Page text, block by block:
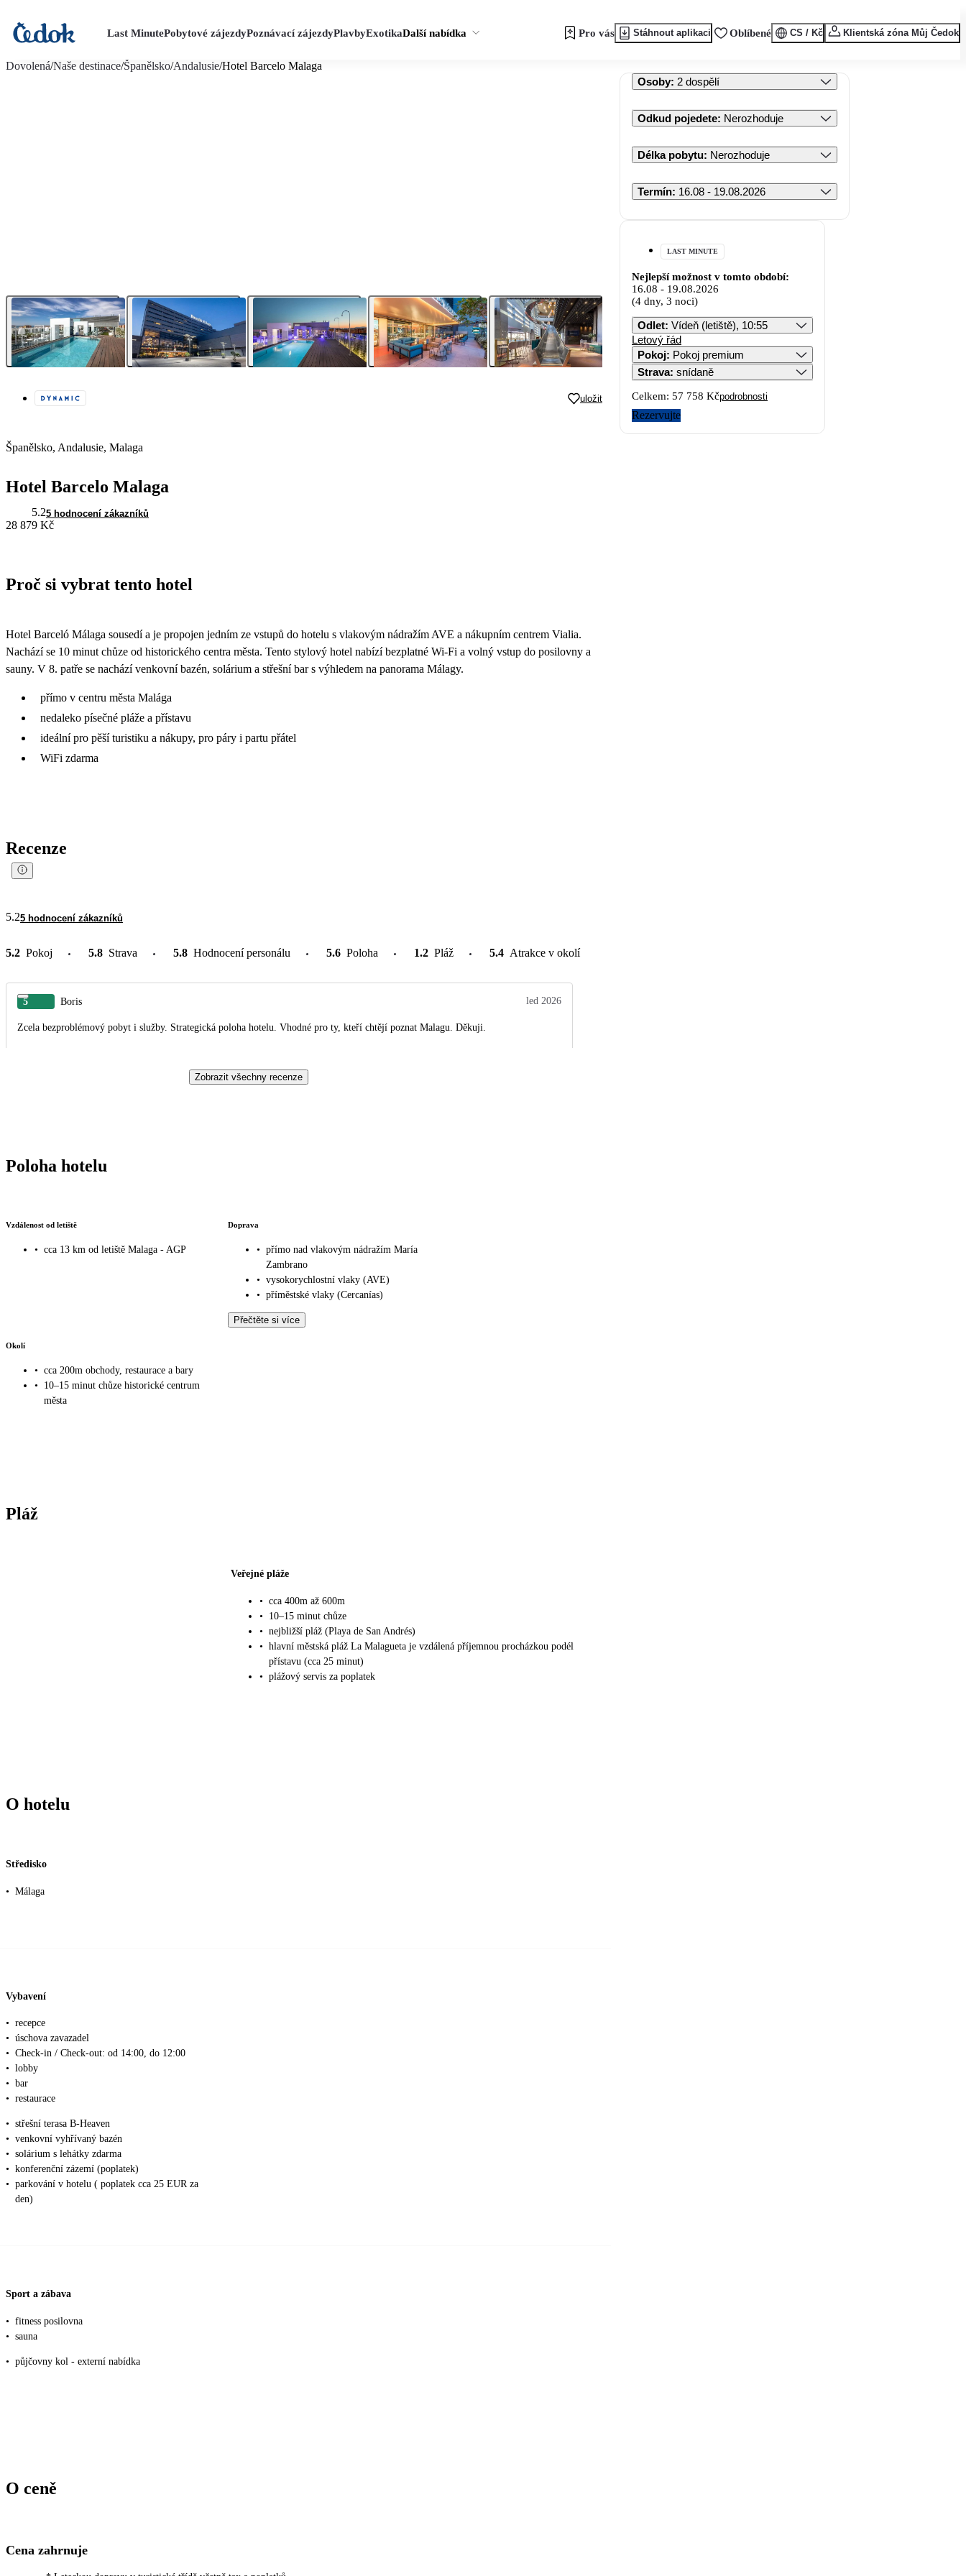
Last MinutePobytové zájezdyPoznávací zájezdyPlavbyExotikaDalší nabídka Pro vás Stáhnout aplikaci Oblíbené CS / Kč Klientská zóna Můj Čedok
Dovolená/Naše destinace/Španělsko/Andalusie/Hotel Barcelo Malaga
uložit
Španělsko, Andalusie, Malaga
Hotel Barcelo Malaga
5.25 hodnocení zákazníků
28 879 Kč
Proč si vybrat tento hotel
Hotel Barceló Málaga sousedí a je propojen jedním ze vstupů do hotelu s vlakovým nádražím AVE a nákupním centrem Vialia.
Nachází se 10 minut chůze od historického centra města. Tento stylový hotel nabízí bezplatné Wi-Fi a volný vstup do posilovny a
sauny. V 8. patře se nachází venkovní bazén, solárium a střešní bar s výhledem na panorama Málagy.
přímo v centru města Malága
nedaleko písečné pláže a přístavu
ideální pro pěší turistiku a nákupy, pro páry i partu přátel
WiFi zdarma
Recenze
5.25 hodnocení zákazníků
5.2 Pokoj 5.8 Strava 5.8 Hodnocení personálu 5.6 Poloha 1.2 Pláž 5.4 Atrakce v okolí
5 Boris led 2026
Zcela bezproblémový pobyt i služby. Strategická poloha hotelu. Vhodné pro ty, kteří chtějí poznat Malagu. Děkuji.
Zobrazit všechny recenze
Poloha hotelu
Vzdálenost od letiště
• cca 13 km od letiště Malaga - AGP
Doprava
• přímo nad vlakovým nádražím María
Zambrano
• vysokorychlostní vlaky (AVE)
• příměstské vlaky (Cercanías)
Přečtěte si více
Okolí
• cca 200m obchody, restaurace a bary
•
10–15 minut chůze historické centrum
města
Pláž
Veřejné pláže
• cca 400m až 600m
•
10–15 minut chůze
• nejbližší pláž (Playa de San Andrés)
• hlavní městská pláž La Malagueta je vzdálená příjemnou procházkou podél
přístavu (cca 25 minut)
• plážový servis za poplatek
O hotelu
Středisko
• Málaga
Vybavení
• recepce
• úschova zavazadel
• Check-in / Check-out: od 14:00, do 12:00
• lobby
• bar
• restaurace
• střešní terasa B-Heaven
• venkovní vyhřívaný bazén
• solárium s lehátky zdarma
• konferenční zázemí (poplatek)
• parkování v hotelu ( poplatek cca 25 EUR za
den)
Sport a zábava
• fitness posilovna
• sauna
• půjčovny kol - externí nabídka
O ceně
Cena zahrnuje
Osoby: 2 dospělí
Odkud pojedete: Nerozhoduje
Délka pobytu: Nerozhoduje
Termín: 16.08 - 19.08.2026
LAST MINUTE
Nejlepší možnost v tomto období:
16.08 - 19.08.2026
(4 dny, 3 noci)
Odlet: Vídeň (letiště), 10:55
Letový řád
Pokoj: Pokoj premium
Strava: snídaně
Celkem: 57 758 Kčpodrobnosti
Rezervujte